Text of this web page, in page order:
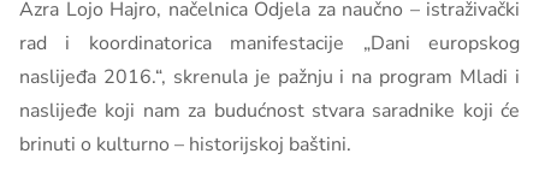
Azra Lojo Hajro, načelnica Odjela za naučno – istraživački
rad i koordinatorica manifestacije „Dani europskog
naslijeđa 2016.“, skrenula je pažnju i na program Mladi i
naslijeđe koji nam za budućnost stvara saradnike koji će
brinuti o kulturno – historijskoj baštini.